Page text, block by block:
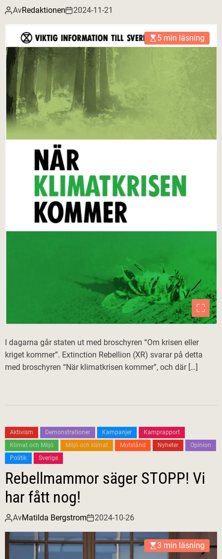
AvRedaktionen 2024-11-21
5 min läsning
I dagarna går staten ut med broschyren “Om krisen eller
kriget kommer”. Extinction Rebellion (XR) svarar på detta
med broschyren “När klimatkrisen kommer”, och där […]
Aktivism Demonstrationer Kampanjer
Kamprapport
Klimat och Miljö
Miljö och klimat Motstånd Nyheter
Opinion
Politik
Sverige
Rebellmammor säger STOPP! Vi
har fått nog!
AvMatilda Bergstrom 2024-10-26
3 min läsning